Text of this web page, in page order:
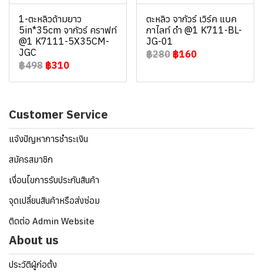
1-ตะหลิวด้ามยาว
5in*35cm จากัวร์ คราฟท์
@1 K7111-5X35CM-
JGC
฿498 ฿310
ตะหลิว จากัวร์ เวิร์ค แบค
กาไลท์ ดำ @1 K711-BL-
JG-01
฿280 ฿160
Customer Service
แจ้งปัญหาการชำระเงิน
สมัครสมาชิก
เงื่อนไขการรับประกันสินค้า
จุดเปลี่ยนสินค้าหรือส่งซ่อม
ติดต่อ Admin Website
About us
ประวัติผู้ก่อตั้ง